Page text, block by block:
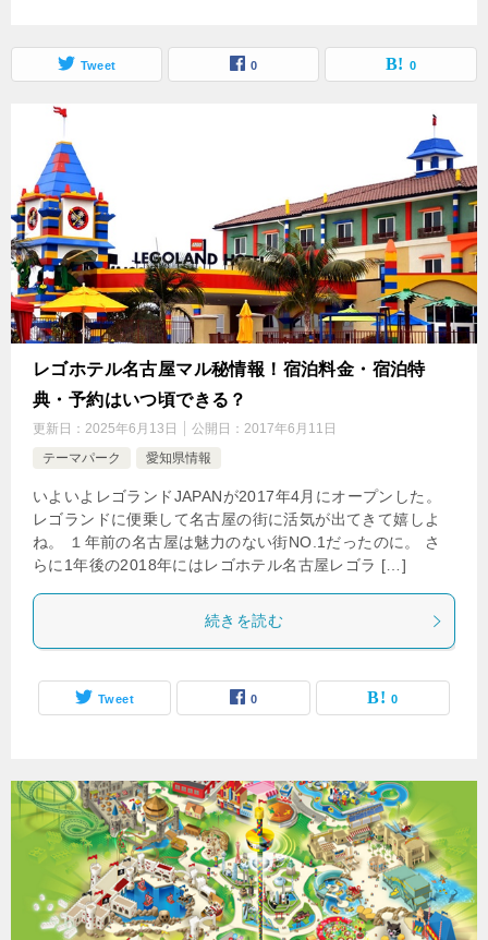
Tweet 0 0
レゴホテル名古屋マル秘情報！宿泊料金・宿泊特
典・予約はいつ頃できる？
更新日： 2025年6月13日 公開日： 2017年6月11日
テーマパーク
愛知県情報
いよいよレゴランドJAPANが2017年4月にオープンした。
レゴランドに便乗して名古屋の街に活気が出てきて嬉しよ
ね。 １年前の名古屋は魅力のない街NO.1だったのに。 さ
らに1年後の2018年にはレゴホテル名古屋レゴラ […]
続きを読む
Tweet 0 0